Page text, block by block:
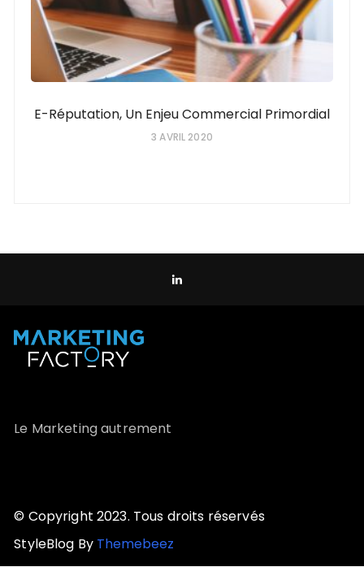
E-Réputation, Un Enjeu Commercial Primordial
3 AVRIL 2020
Le Marketing autrement
© Copyright 2023. Tous droits réservés
StyleBlog By Themebeez